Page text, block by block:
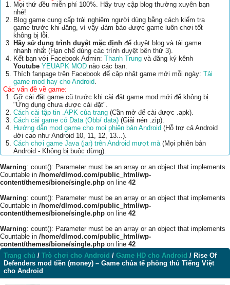
Mọi thứ đều miễn phí 100%. Hãy truy cập blog thường xuyên bạn
nhé!
Blog game cung cấp trải nghiệm người dùng bằng cách kiểm tra
game trước khi đăng, vì vậy đảm bảo được game luôn chơi tốt
không bị lỗi.
Hãy sử dụng trình duyệt mặc định để duyệt blog và tải game
nhanh nhất (Hạn chế dùng các trình duyệt bên thứ 3).
Kết bạn với Facebook Admin: Thanh Trung và đăng ký kênh
Youtube YEUAPK MOD nào các bạn.
Thích fanpage trên Facebook để cập nhật game mới mỗi ngày: Tải
game mod hay cho Android.
Các vấn đề về game:
Gỡ cài đặt game cũ trước khi cài đặt game mod mới để không bị
"Ứng dụng chưa được cài đặt".
Cách cài tập tin .APK của trang (Cần mở để cài được .apk).
Cách cài game có Data (Obb/ data) (Giải nén .zip).
Hướng dẫn mod game cho mọi phiên bản Android (Hỗ trợ cả Android
đời cao như Android 10, 11, 12, 13...).
Cách chơi game Java (jar) trên Android mượt mà(Mọi phiên bản
Android - Không bị buộc dừng).
Warning: count(): Parameter must be an array or an object that implements
Countable in /home/dlmod.com/public_html/wp-
content/themes/bione/single.php on line 42
Warning: count(): Parameter must be an array or an object that implements
Countable in /home/dlmod.com/public_html/wp-
content/themes/bione/single.php on line 42
Warning: count(): Parameter must be an array or an object that implements
Countable in /home/dlmod.com/public_html/wp-
content/themes/bione/single.php on line 42
Trang chủ / Trò chơi cho Android / Game HD cho Android / Rise Of
Defenders mod tiền (money) – Game chúa tể phòng thủ Tiếng Việt
cho Android